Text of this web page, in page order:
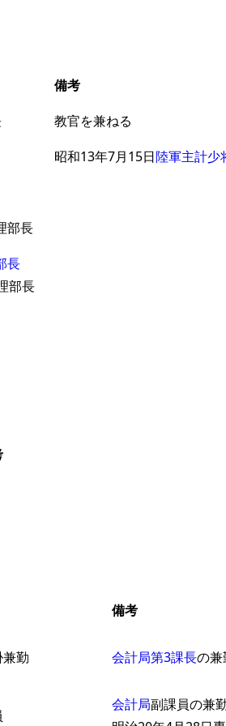
備考
教官を兼ねる
昭和13年7月15日陸軍主計少
部長
長
部長
備考
勤 会計局第3課長の兼
会計局副課員の兼